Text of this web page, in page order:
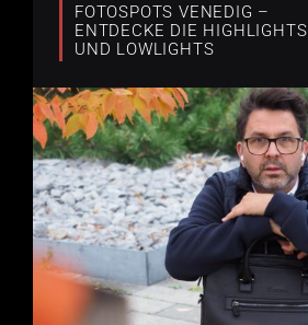
FOTOSPOTS VENEDIG –
ENTDECKE DIE HIGHLIGHTS
UND LOWLIGHTS